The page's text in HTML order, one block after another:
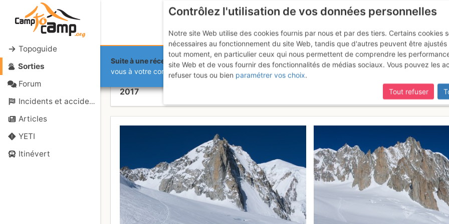
Topoguide
Sorties
Forum
Incidents et accidents
Articles
YETI
Itinévert
Suite à une récente et importante mise à jour du site,si certaines pages ne sont plus accessibles,
vous à votre compte sur le site.
Face N de la Tour Ronde et traversée de
2017
Contrôlez l'utilisation de vos données personnelles
Notre site Web utilise des cookies fournis par nous et par des tiers. Certains cookies
nécessaires au fonctionnement du site Web, tandis que d'autres peuvent être ajustés
tout moment, en particulier ceux qui nous permettent de comprendre les
site Web et de vous fournir des fonctionnalités de médias sociaux. Vous pouvez les
refuser tous ou bien paramétrer vos choix.
Tout refuser